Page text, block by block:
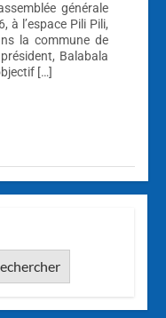
générale
à l’espace Pili Pili,
la commune de
Balabala
[…]